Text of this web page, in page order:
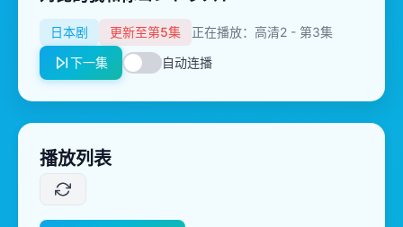
日本剧 更新至第5集
正在播放：高清2 - 第3集
下一集
自动连播
播放列表